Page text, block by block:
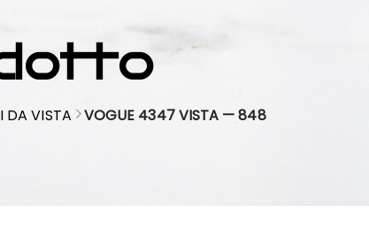
DA VISTA VOGUE 4347 VISTA — 848